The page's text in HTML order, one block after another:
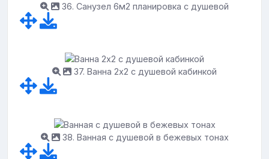
36. Санузел 6м2 планировка с душевой
37. Ванна 2x2 с душевой кабинкой
38. Ванная с душевой в бежевых тонах